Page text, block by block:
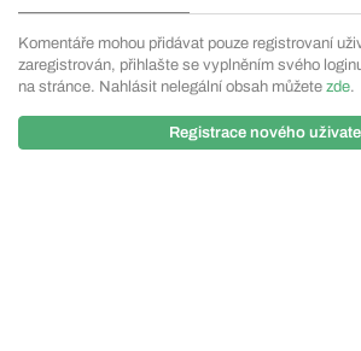
Komentáře mohou přidávat pouze registrovaní
zaregistrován, přihlašte se vyplněním svého
na stránce. Nahlásit nelegální obsah můžete zde.
Registrace nového